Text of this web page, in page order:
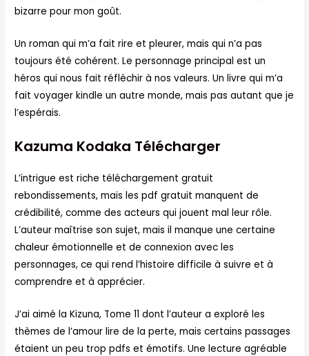
bizarre pour mon goût.
Un roman qui m’a fait rire et pleurer, mais qui n’a pas
toujours été cohérent. Le personnage principal est un
héros qui nous fait réfléchir à nos valeurs. Un livre qui m’a
fait voyager kindle un autre monde, mais pas autant que je
l’espérais.
Kazuma Kodaka Télécharger
L’intrigue est riche téléchargement gratuit
rebondissements, mais les pdf gratuit manquent de
crédibilité, comme des acteurs qui jouent mal leur rôle.
L’auteur maîtrise son sujet, mais il manque une certaine
chaleur émotionnelle et de connexion avec les
personnages, ce qui rend l’histoire difficile à suivre et à
comprendre et à apprécier.
J’ai aimé la Kizuna, Tome 11 dont l’auteur a exploré les
thèmes de l’amour lire de la perte, mais certains passages
étaient un peu trop pdfs et émotifs. Une lecture agréable